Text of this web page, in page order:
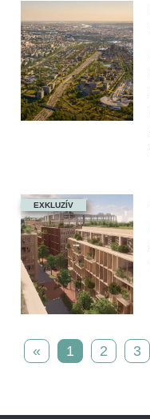
EXKLUZÍV
« 1 2 3